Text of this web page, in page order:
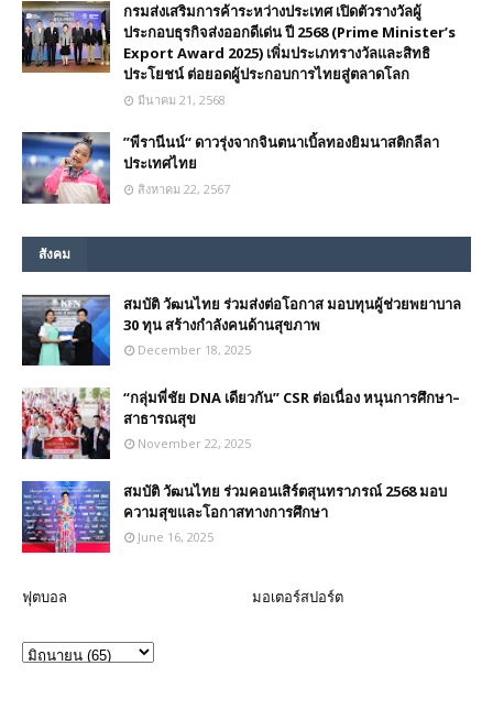
กรมส่งเสริมการค้าระหว่างประเทศ เปิดตัวรางวัลผู้
ประกอบธุรกิจส่งออกดีเด่น ปี 2568 (Prime Minister’s
Export Award 2025) เพิ่มประเภทรางวัลและสิทธิ
ประโยชน์ ต่อยอดผู้ประกอบการไทยสู่ตลาดโลก
มีนาคม 21, 2568
”พีรานีนน์“​ ดาวรุ่งจากจินตนาเบิ้ลทองยิมนาสติกลีลา
ประเทศไทย
สิงหาคม 22, 2567
สังคม
สมบัติ วัฒนไทย ร่วมส่งต่อโอกาส มอบทุนผู้ช่วยพยาบาล
30 ทุน สร้างกำลังคนด้านสุขภาพ
December 18, 2025
“กลุ่มพี่ชัย DNA เดียวกัน” CSR ต่อเนื่อง หนุนการศึกษา–
สาธารณสุข
November 22, 2025
สมบัติ วัฒนไทย ร่วมคอนเสิร์ตสุนทราภรณ์ 2568 มอบ
ความสุขและโอกาสทางการศึกษา
June 16, 2025
ฟุตบอล มอเตอร์สปอร์ต